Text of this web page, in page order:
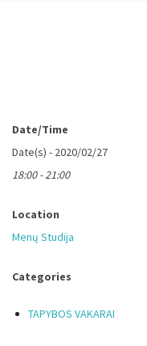
Date/Time
Date(s) - 2020/02/27
18:00 - 21:00
Location
Menų Studija
Categories
TAPYBOS VAKARAI